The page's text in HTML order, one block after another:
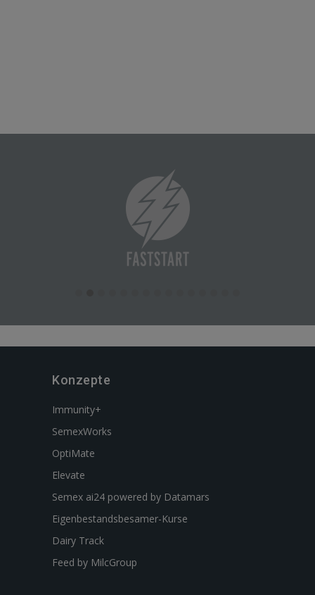
Konzepte
Immunity+
SemexWorks
OptiMate
Elevate
Semex ai24 powered by Datamars
Eigenbestandsbesamer-Kurse
Dairy Track
Feed by MilcGroup